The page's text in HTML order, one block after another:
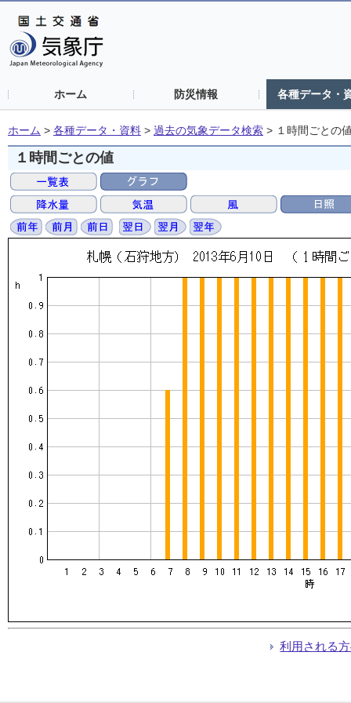
ホーム 防災情報 各種データ・
ホーム > 各種データ・資料 > 過去の気象データ検索 > １時間ごとの
１時間ごとの値
利用される